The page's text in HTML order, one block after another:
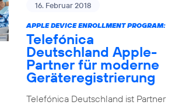
16. Februar 2018
APPLE DEVICE ENROLLMENT PROGRAM:
Telefónica
Deutschland Apple-
Partner für moderne
Geräteregistrierung
Telefónica Deutschland ist Partner